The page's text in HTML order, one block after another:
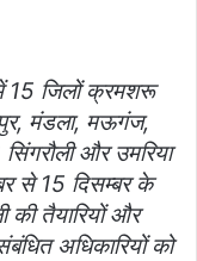
15 जिलों क्रमशरू
मंडला, मऊगंज,
और उमरिया
से 15 दिसम्बर के
की तैयारियों और
अधिकारियों को